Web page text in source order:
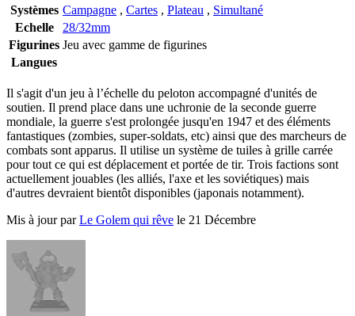
Systèmes Campagne , Cartes , Plateau , Simultané
Echelle
28/32mm
Figurines Jeu avec gamme de figurines
Langues
Il s'agit d'un jeu à l’échelle du peloton accompagné d'unités de
soutien. Il prend place dans une uchronie de la seconde guerre
mondiale, la guerre s'est prolongée jusqu'en 1947 et des éléments
fantastiques (zombies, super-soldats, etc) ainsi que des marcheurs de
combats sont apparus. Il utilise un système de tuiles à grille carrée
pour tout ce qui est déplacement et portée de tir. Trois factions sont
actuellement jouables (les alliés, l'axe et les soviétiques) mais
d'autres devraient bientôt disponibles (japonais notamment).
Mis à jour parLe Golem qui rêve le 21 Décembre